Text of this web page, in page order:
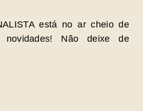
está no ar cheio de
Não deixe de